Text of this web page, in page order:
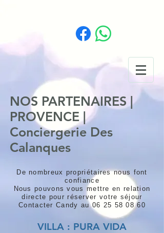
NOS PARTENAIRES |
PROVENCE |
Conciergerie Des
Calanques
De nombreux propriétaires nous font
confiance
Nous pouvons vous mettre en relation
directe pour réserver votre séjour
Contacter Candy au06 25 58 08 60
VILLA : PURA VIDA